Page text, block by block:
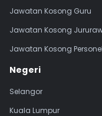
Jawatan Kosong Guru
Jawatan Kosong
Jawatan Kosong Personel
Negeri
Selangor
Kuala Lumpur